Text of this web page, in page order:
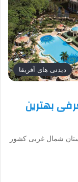
دیدنی های آفریقا
بهترین
شمال غربی کشور